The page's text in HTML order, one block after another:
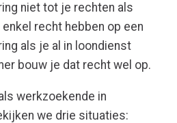
niet tot je rechten als
recht hebben op een
als je al in loondienst
bouw je dat recht wel op.
werkzoekende in
we drie situaties: